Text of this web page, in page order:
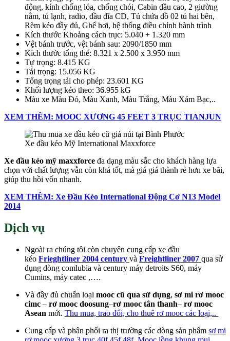
động, kính chống lóa, chống chói, Cabin đầu cao, 2 giường
nằm, tủ lạnh, radio, đầu đĩa CD, Tủ chứa đồ 02 tủ hai bên,
Rèm kéo đầy đủ, Ghế hơi, hệ thống điều chỉnh hành trình
Kích thước Khoảng cách trục: 5.040 + 1.320 mm
Vệt bánh trước, vệt bánh sau: 2090/1850 mm
Kích thước tổng thể: 8.321 x 2.500 x 3.950 mm
Tự trọng: 8.415 KG
Tải trọng: 15.056 KG
Tổng trọng tải cho phép: 23.601 KG
Khối lượng kéo theo: 36.955 kG
Màu xe Màu Đỏ, Màu Xanh, Màu Trắng, Màu Xám Bạc,..
XEM THÊM: MOOC XƯƠNG 45 FEET 3 TRỤC TIANJUN
Xe đầu kéo Mỹ International Maxxforce
Xe đầu kéo mỹ maxxforce đa dạng màu sắc cho khách hàng lựa
chọn với chất lượng vẫn còn khá tốt, mà giá giá thành rẻ hơn xe bãi,
giúp thu hồi vốn nhanh.
XEM THÊM: Xe Đầu Kéo International Động Cơ N13 Model
2014
Dịch vụ
Ngoài ra chúng tôi còn chuyên cung cấp xe đầu
kéo Frieghtliner 2004 century và Freightliner 2007 qua sử
dụng dòng comlubia và century máy detroits S60, máy
Cumins, máy catec ,….
Và đầy đủ chuẩn loại mooc cũ qua sử dụng, sơ mi rơ mooc
cimc – rơ mooc doosung–rơ mooc tân thanh– rơ mooc
Asean mới. Thu mua, trao đổi, cho thuê rơ mooc các loại,..
Cung cấp và phân phối ra thị trường các dòng sản phẩm sơ mi